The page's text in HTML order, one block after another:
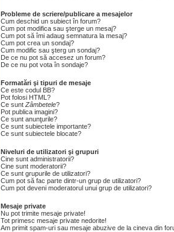
Probleme de scriere/publicare a mesajelor
Cum deschid un subiect în forum?
Cum pot modifica sau şterge un mesaj?
Cum pot să îmi adaug semnatura la mesaj?
Cum pot crea un sondaj?
Cum modific sau şterg un sondaj?
De ce nu pot să accesez un forum?
De ce nu pot vota în sondaje?
Formatări şi tipuri de mesaje
Ce este codul BB?
Pot folosi HTML?
Ce sunt Zâmbetele?
Pot publica imagini?
Ce sunt anunţurile?
Ce sunt subiectele importante?
Ce sunt subiectele blocate?
Niveluri de utilizatori şi grupuri
Cine sunt administratorii?
Cine sunt moderatorii?
Ce sunt grupurile de utilizatori?
Cum pot să fac parte dintr-un grup de utilizatori?
Cum pot deveni moderatorul unui grup de utilizatori?
Mesaje private
Nu pot trimite mesaje private!
Tot primesc mesaje private nedorite!
Am primit spam-uri sau mesaje abuzive de la cineva din